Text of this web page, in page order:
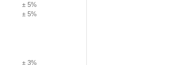
± 5%
± 5%
± 3%